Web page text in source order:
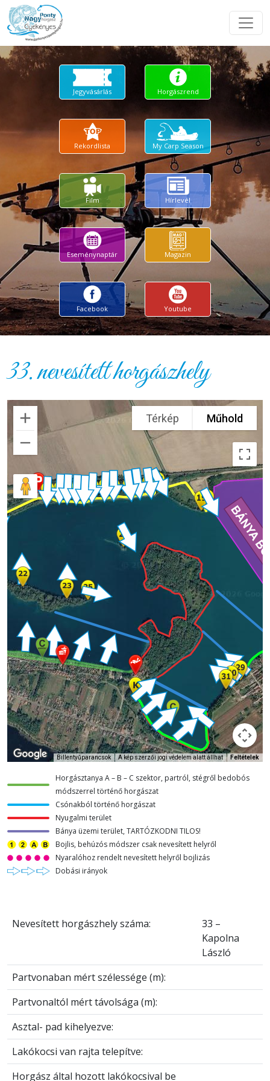
Jegyvásárlás Horgászrend
Rekordlista My Carp Season
Film Hírlevél
Eseménynaptár Magazin
Facebook Youtube
33. nevesített horgászhely
Térkép Műhold
Billentyűparancsok A kép szerzői jogi védelem alatt állhat Feltételek
Horgásztanya A – B – C szektor, partról, stégről bedobós
módszerrel történő horgászat
Csónakból történő horgászat
Nyugalmi terület
Bánya üzemi terület, TARTÓZKODNI TILOS!
Bojlis, behúzós módszer csak nevesített helyről
Nyaralóhoz rendelt nevesített helyről bojlizás
Dobási irányok
Nevesített horgászhely száma:
33 –
Kapolna
László
Partvonaban mért szélessége (m):
Partvonaltól mért távolsága (m):
Asztal- pad kihelyezve:
Lakókocsi van rajta telepítve:
Horgász által hozott lakókocsival be